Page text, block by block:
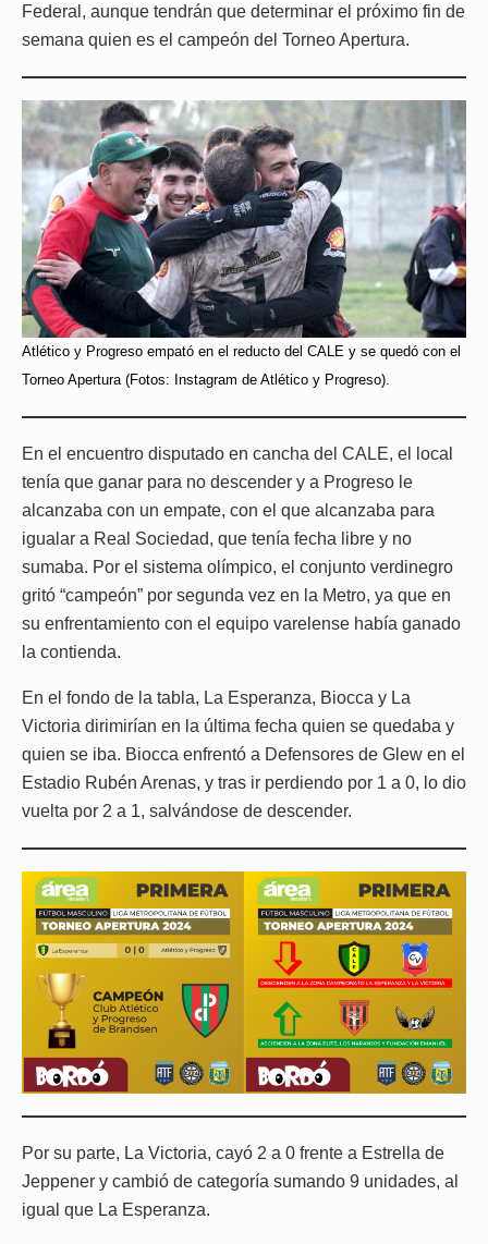
Federal, aunque tendrán que determinar el próximo fin de
semana quien es el campeón del Torneo Apertura.
Atlético y Progreso empató en el reducto del CALE y se quedó con el
Torneo Apertura (Fotos: Instagram de Atlético y Progreso).
En el encuentro disputado en cancha del CALE, el local
tenía que ganar para no descender y a Progreso le
alcanzaba con un empate, con el que alcanzaba para
igualar a Real Sociedad, que tenía fecha libre y no
sumaba. Por el sistema olímpico, el conjunto verdinegro
gritó “campeón” por segunda vez en la Metro, ya que en
su enfrentamiento con el equipo varelense había ganado
la contienda.
En el fondo de la tabla, La Esperanza, Biocca y La
Victoria dirimirían en la última fecha quien se quedaba y
quien se iba. Biocca enfrentó a Defensores de Glew en el
Estadio Rubén Arenas, y tras ir perdiendo por 1 a 0, lo dio
vuelta por 2 a 1, salvándose de descender.
Por su parte, La Victoria, cayó 2 a 0 frente a Estrella de
Jeppener y cambió de categoría sumando 9 unidades, al
igual que La Esperanza.